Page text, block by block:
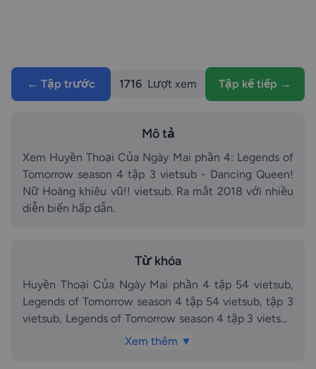
← Tập trước 1716 Lượt xem Tập kế tiếp →
Mô tả
Xem Huyền Thoại Của Ngày Mai phần 4: Legends of
Tomorrow season 4 tập 3 vietsub - Dancing Queen!
Nữ Hoàng khiêu vũ!! vietsub. Ra mắt 2018 với nhiều
diễn biến hấp dẫn.
Từ khóa
Huyền Thoại Của Ngày Mai phần 4 tập 54 vietsub,
Legends of Tomorrow season 4 tập 54 vietsub, tập 3
vietsub, Legends of Tomorrow season 4 tập 3 vietsub
- Dancing Queen! Nữ Hoàng khiêu vũ!! vietsub
Xem thêm ▼